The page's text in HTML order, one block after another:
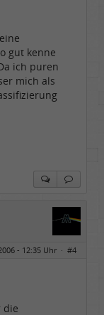
gut kenne
ich puren
mich als
- 12:35 Uhr · #4
die